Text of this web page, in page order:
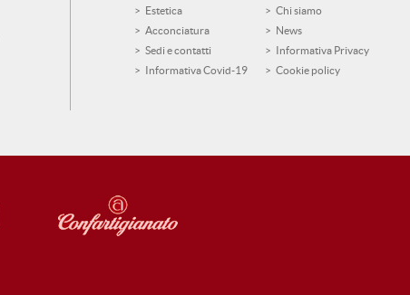
Estetica
Chi siamo
Acconciatura
News
Sedi e contatti
Informativa Privacy
Informativa Covid-19
Cookie policy